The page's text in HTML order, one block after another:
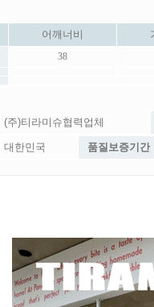
어깨너비
38
(주)티라미슈협력업체
대한민국 품질보증기간